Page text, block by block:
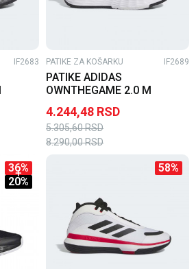
IF2683 PATIKE ZA KOŠARKU IF2689
PATIKE ADIDAS
OWNTHEGAME 2.0 M
4.244,48 RSD
5.305,60RSD
8.290,00RSD
36%
20%
58%